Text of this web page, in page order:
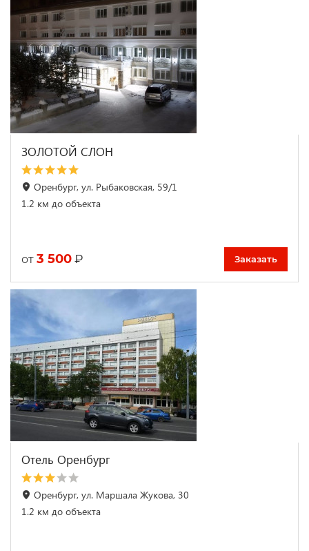
ЗОЛОТОЙ СЛОН
Оренбург, ул. Рыбаковская, 59/1
1.2 км до объекта
от 3 500 ₽ Заказать
Отель Оренбург
Оренбург, ул. Маршала Жукова, 30
1.2 км до объекта